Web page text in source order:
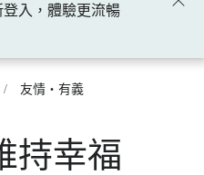
入，體驗更流暢
/ 友情‧有義
持幸福